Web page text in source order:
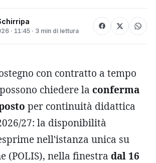
· 11:45 · 3 min di lettura
con contratto a tempo
chiedere la conferma
per continuità didattica
27: la disponibilità
nell'istanza unica su
(POLIS), nella finestra dal 16